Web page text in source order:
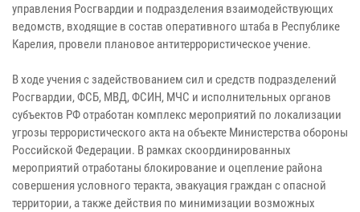
управления Росгвардии и подразделения взаимодействующих
ведомств, входящие в состав оперативного штаба в Республике
Карелия, провели плановое антитеррористическое учение.
В ходе учения с задействованием сил и средств подразделений
Росгвардии, ФСБ, МВД, ФСИН, МЧС и исполнительных органов
субъектов РФ отработан комплекс мероприятий по локализации
угрозы террористического акта на объекте Министерства обороны
Российской Федерации. В рамках скоординированных
мероприятий отработаны блокирование и оцепление района
совершения условного теракта, эвакуация граждан с опасной
территории, а также действия по минимизации возможных